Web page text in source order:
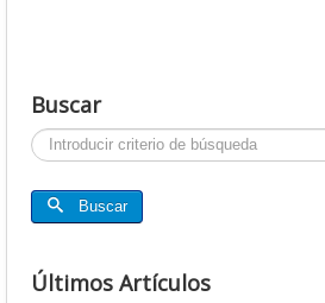
Buscar
Buscar...
Buscar
Últimos Artículos